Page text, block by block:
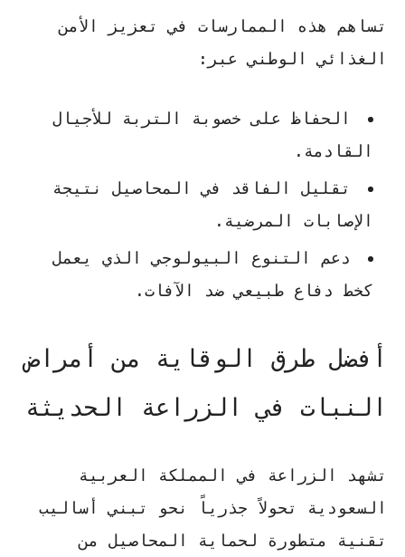
تساهم هذه الممارسات في تعزيز الأمن
الغذائي الوطني عبر:
الحفاظ على خصوبة التربة للأجيال
القادمة.
تقليل الفاقد في المحاصيل نتيجة
الإصابات المرضية.
دعم التنوع البيولوجي الذي يعمل
كخط دفاع طبيعي ضد الآفات.
أفضل طرق الوقاية من أمراض
النبات في الزراعة الحديثة
تشهد الزراعة في المملكة العربية
السعودية تحولاً جذرياً نحو تبني أساليب
تقنية متطورة لحماية المحاصيل من